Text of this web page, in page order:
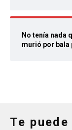
No tenía nada
murió por bala
Te